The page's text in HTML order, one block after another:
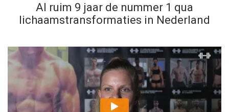
Al ruim 9 jaar de nummer 1 qua
lichaamstransformaties in Nederland